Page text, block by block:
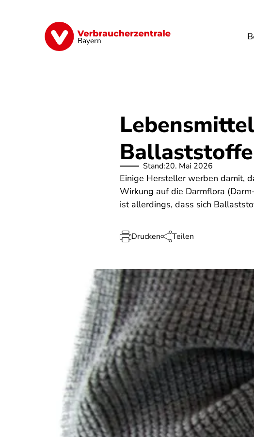
Bayern
Finanzen Digitales Lebensmittel
Stand:20. Mai 2026
Einige Hersteller werben damit,
Wirkung auf die Darmflora
ist allerdings, dass sich
Drucken Teilen